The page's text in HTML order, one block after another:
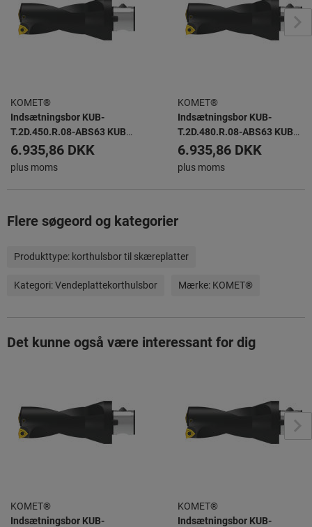
KOMET®
Indsætningsbor KUB-
T.2D.450.R.08-ABS63 KUB
TRIGON -
6.935,86 DKK
plus moms
KOMET®
Indsætningsbor KUB-
T.2D.480.R.08-ABS63 KUB
TRIGON -
6.935,86 DKK
plus moms
Flere søgeord og kategorier
Produkttype: korthulsbor til skæreplatter
Kategori:Vendeplattekorthulsbor Mærke: KOMET®
Det kunne også være interessant for dig
KOMET®
Indsætningsbor KUB-
KOMET®
Indsætningsbor KUB-